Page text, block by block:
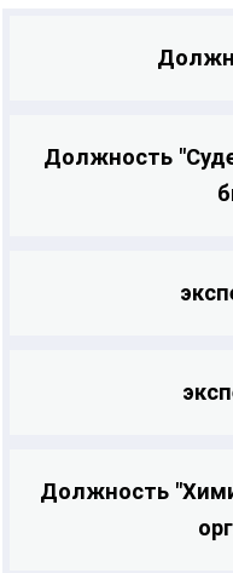
Должность
Должность